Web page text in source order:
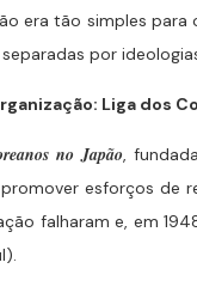
era tão simples
por
Liga dos
no Japão,
esforços de
falharam e, em